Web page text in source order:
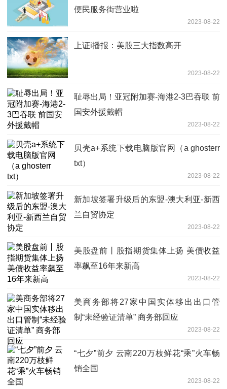
便民服务街营业啦
2023-08-22
上证i播报：美股三大指数高开
2023-08-22
耻辱出局！亚冠附加赛-海港2-3巴吞联 前
国安外援戴帽
2023-08-22
贝壳a+系统下载电脑版官网（a ghosterr
txt）
2023-08-22
新加坡签署升级后的东盟-澳大利亚-新西
兰自贸协定
2023-08-22
美股盘前丨股指期货集体上扬 美债收益
率飙至16年来新高
2023-08-22
美商务部将27家中国实体移出出口管
制“未经验证清单” 商务部回应
2023-08-22
“七夕”前夕 云南220万枝鲜花“乘”火车畅
销全国
2023-08-22